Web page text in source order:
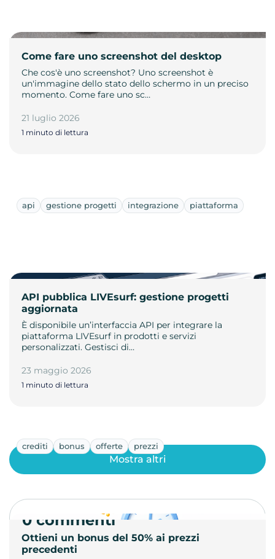
Come fare uno screenshot del desktop
Che cos'è uno screenshot? Uno screenshot è
un'immagine dello stato dello schermo in un preciso
momento. Come fare uno sc…
21 luglio 2026
1 minuto di lettura
api gestione progetti integrazione piattaforma
API pubblica LIVEsurf: gestione progetti
aggiornata
È disponibile un’interfaccia API per integrare la
piattaforma LIVEsurf in prodotti e servizi
personalizzati. Gestisci di…
23 maggio 2026
1 minuto di lettura
crediti bonus offerte prezzi
Ottieni un bonus del 50% ai prezzi
precedenti
Mostra altri
0 commenti